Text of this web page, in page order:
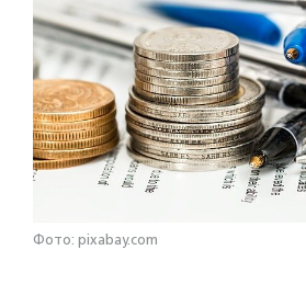
Фото: pixabay.com